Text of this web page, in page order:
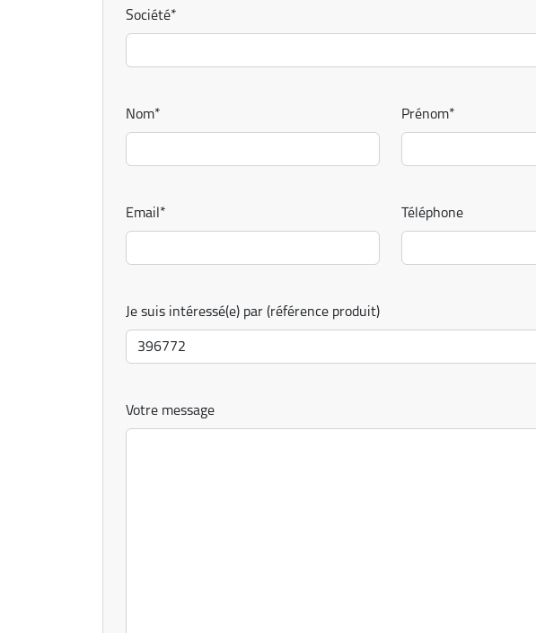
Société*
Nom* Prénom*
Email* Téléphone
Je suis intéressé(e) par (référence produit)
Votre message